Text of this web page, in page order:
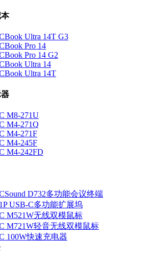
Ultra 14T G3
Pro 14
Pro 14 G2
Ultra 14
Ultra 14T
M8-271U
M4-271Q
M4-271F
M4-245F
M4-242FD
D732多功能会议终端
USB-C多功能扩展坞
M521W无线双模鼠标
M721W轻音无线双模鼠标
100W快速充电器